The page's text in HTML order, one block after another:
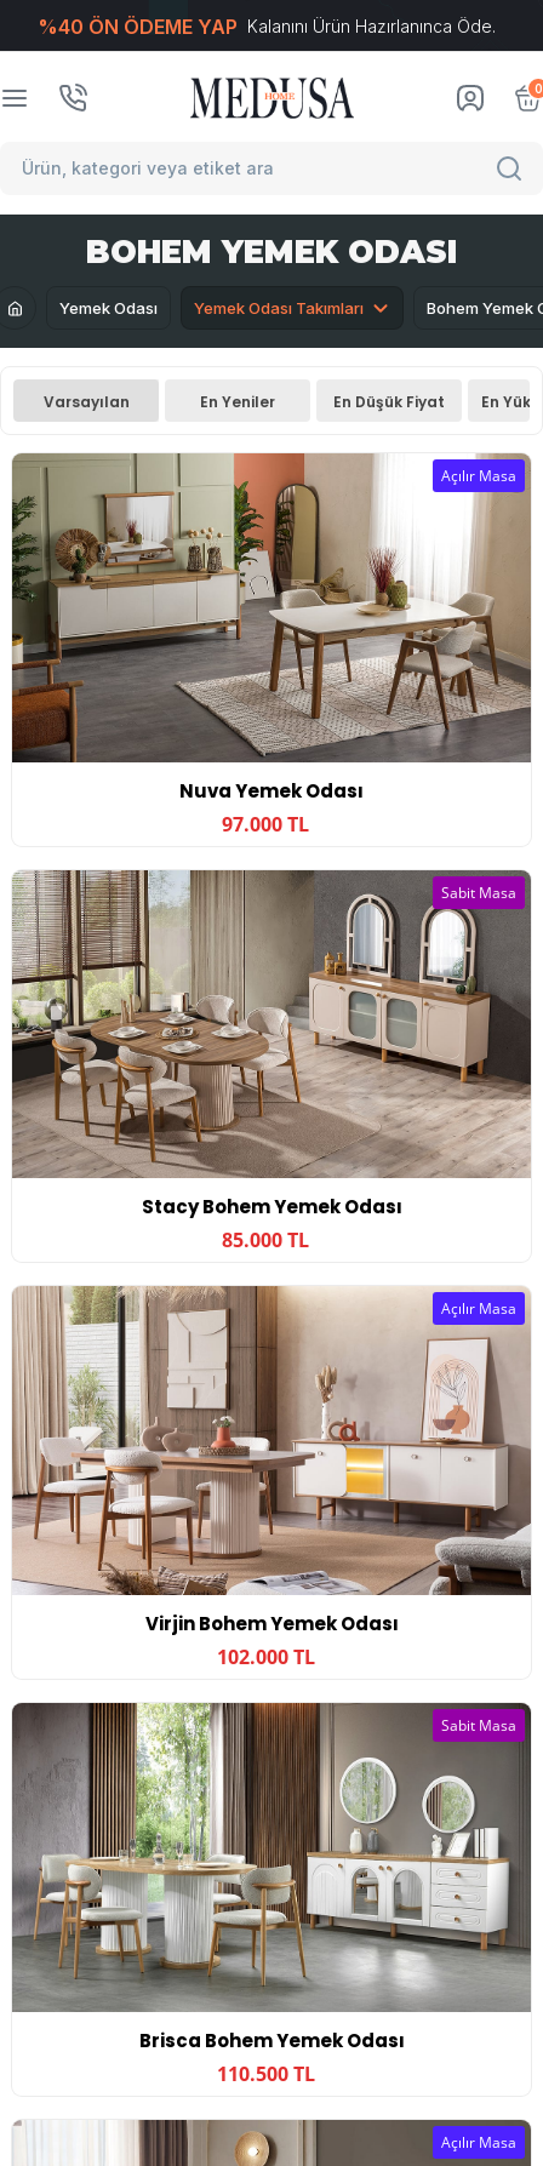
%40 ÖN ÖDEME YAP Kalanını Ürün Hazırlanınca Öde.
0
BOHEM YEMEK ODASI
Yemek Odası Yemek Odası Takımları Bohem Yemek
Varsayılan En Yeniler En Düşük Fiyat En
Nuva Yemek Odası
97.000 TL
Açılır Masa
Stacy Bohem Yemek Odası
85.000 TL
Sabit Masa
Virjin Bohem Yemek Odası
102.000 TL
Açılır Masa
Brisca Bohem Yemek Odası
110.500 TL
Sabit Masa
Açılır Masa
T-Soft E-Ticaret Sistemleriyle Hazırlanmıştır.